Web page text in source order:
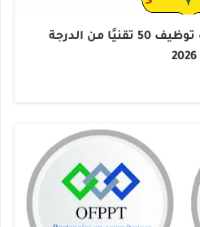
لوائح الناجحين في مباراة توظيف 50 تقنيًا من الدرجة